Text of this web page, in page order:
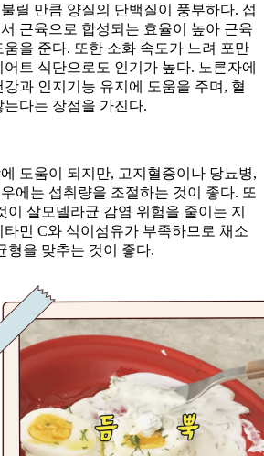
릴 만큼 양질의 단백질이 풍부하다. 섭
근육으로 합성되는 효율이 높아 근육
을 준다. 또한 소화 속도가 느려 포만
트 식단으로도 인기가 높다. 노른자에
과 인지기능 유지에 도움을 주며, 혈
다는 장점을 가진다.
도움이 되지만, 고지혈증이나 당뇨병,
에는 섭취량을 조절하는 것이 좋다. 또
이 살모넬라균 감염 위험을 줄이는 지
민 C와 식이섬유가 부족하므로 채소
형을 맞추는 것이 좋다.